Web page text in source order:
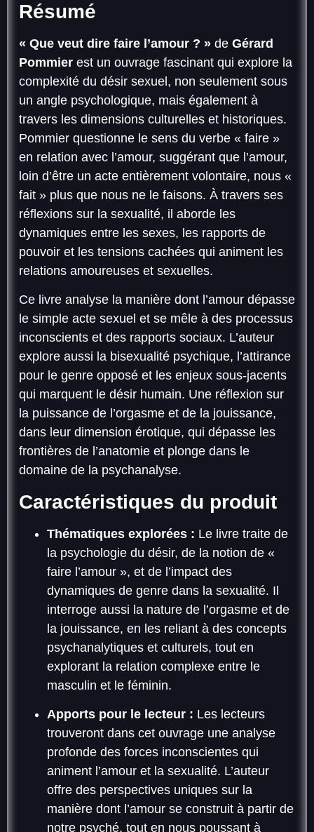
Résumé
« Que veut dire faire l’amour ? » de Gérard
Pommier est un ouvrage fascinant qui explore la
complexité du désir sexuel, non seulement sous
un angle psychologique, mais également à
travers les dimensions culturelles et historiques.
Pommier questionne le sens du verbe « faire »
en relation avec l’amour, suggérant que l’amour,
loin d’être un acte entièrement volontaire, nous «
fait » plus que nous ne le faisons. À travers ses
réflexions sur la sexualité, il aborde les
dynamiques entre les sexes, les rapports de
pouvoir et les tensions cachées qui animent les
relations amoureuses et sexuelles.
Ce livre analyse la manière dont l’amour dépasse
le simple acte sexuel et se mêle à des processus
inconscients et des rapports sociaux. L’auteur
explore aussi la bisexualité psychique, l’attirance
pour le genre opposé et les enjeux sous-jacents
qui marquent le désir humain. Une réflexion sur
la puissance de l’orgasme et de la jouissance,
dans leur dimension érotique, qui dépasse les
frontières de l’anatomie et plonge dans le
domaine de la psychanalyse.
Caractéristiques du produit
Thématiques explorées : Le livre traite de
la psychologie du désir, de la notion de «
faire l’amour », et de l’impact des
dynamiques de genre dans la sexualité. Il
interroge aussi la nature de l’orgasme et de
la jouissance, en les reliant à des concepts
psychanalytiques et culturels, tout en
explorant la relation complexe entre le
masculin et le féminin.
Apports pour le lecteur : Les lecteurs
trouveront dans cet ouvrage une analyse
profonde des forces inconscientes qui
animent l’amour et la sexualité. L’auteur
offre des perspectives uniques sur la
manière dont l’amour se construit à partir de
notre psyché, tout en nous poussant à